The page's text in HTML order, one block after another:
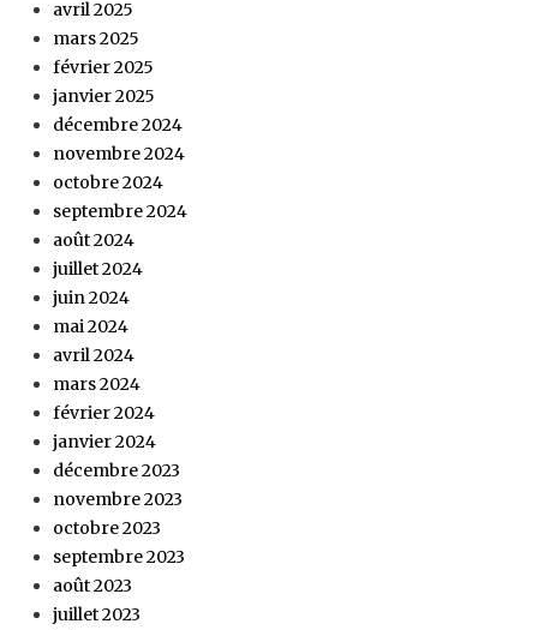
avril 2025
mars 2025
février 2025
janvier 2025
décembre 2024
novembre 2024
octobre 2024
septembre 2024
août 2024
juillet 2024
juin 2024
mai 2024
avril 2024
mars 2024
février 2024
janvier 2024
décembre 2023
novembre 2023
octobre 2023
septembre 2023
août 2023
juillet 2023